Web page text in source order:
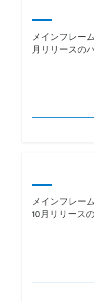
メインフレー
月リリースの
メインフレー
10月リリース